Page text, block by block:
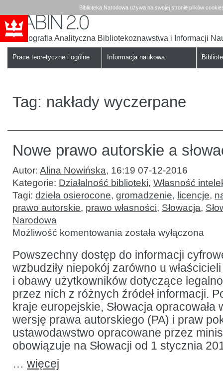
Biblioteka Narodowa używa na swojej stronie plików
Babin
Bibliografia Analityczna Bibliotekoznawstwa i Informacji
Prace teoretyczne i ogólne Informacja naukowa
Tag: nakłady wyczerpane
Nowe prawo autorskie a
Autor: Alina Nowińska, 16:19 07-12-2016
Kategorie: Działalność biblioteki, Własność
Tagi: dzieła osierocone, gromadzenie, licencje,
prawo autorskie, prawo własności, Słowacja,
Narodowa
Możliwość komentowania Nowe
prawo
a słowackie
biblioteki
została wyłączona
Powszechny dostęp do informacji
wzbudziły niepokój zarówno u
i obawy użytkowników dotyczące
przez nich z różnych źródeł informacji.
kraje europejskie, Słowacja
wersję prawa autorskiego (PA) i praw
ustawodawstwo opracowane przez
obowiązuje na Słowacji od 1 stycznia
… więcej